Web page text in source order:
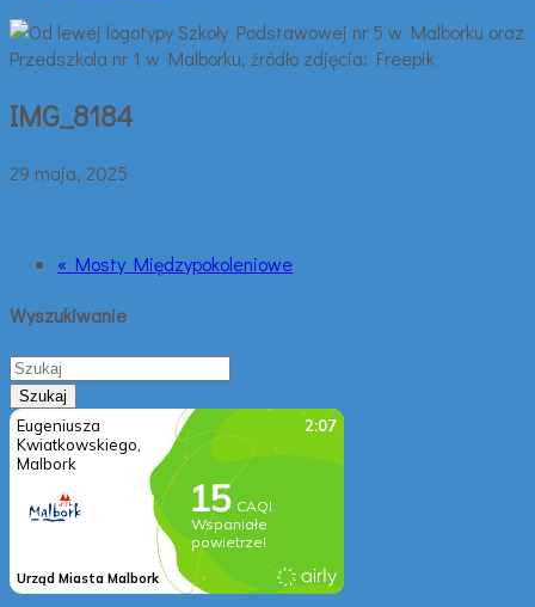
IMG_8184
29 maja, 2025
« Mosty Międzypokoleniowe
Wyszukiwanie